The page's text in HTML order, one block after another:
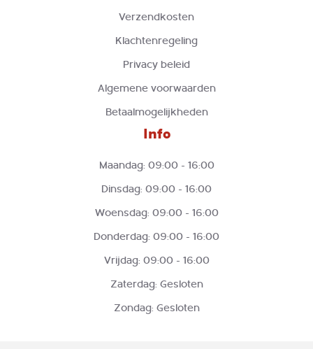
Verzendkosten
Klachtenregeling
Privacy beleid
Algemene voorwaarden
Betaalmogelijkheden
Info
Maandag: 09:00 - 16:00
Dinsdag: 09:00 - 16:00
Woensdag: 09:00 - 16:00
Donderdag: 09:00 - 16:00
Vrijdag: 09:00 - 16:00
Zaterdag: Gesloten
Zondag: Gesloten